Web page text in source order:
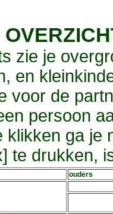
zie je
en
voor de
persoon
klikken ga je
te drukken,
ouders